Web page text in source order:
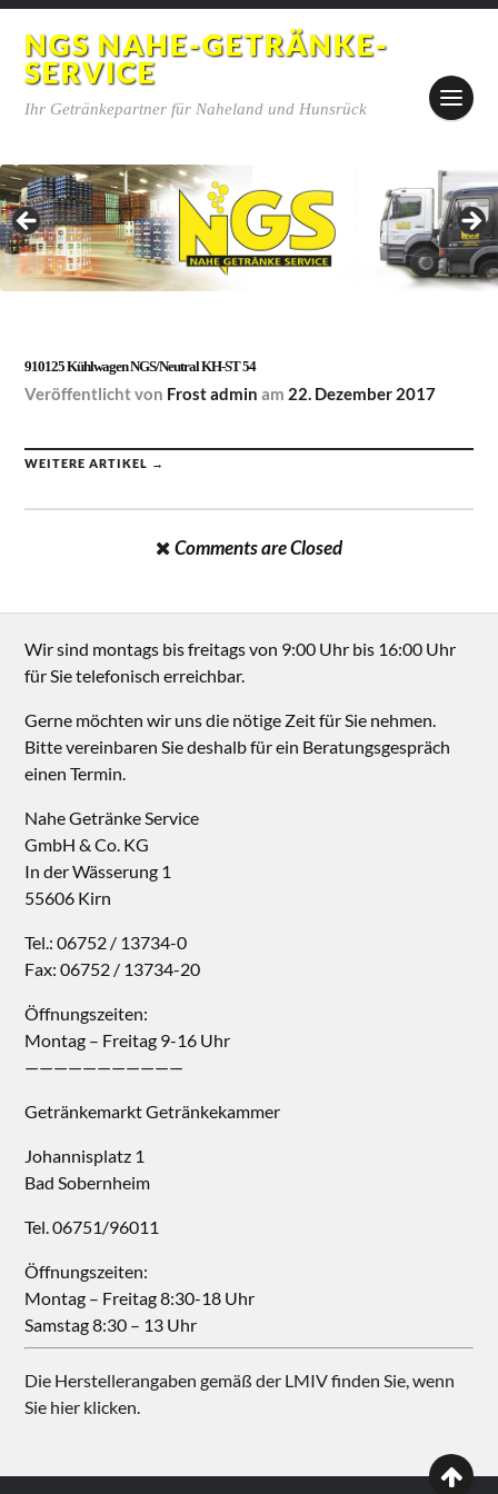
NGS NAHE-GETRÄNKE-
SERVICE
Ihr Getränkepartner für Naheland und Hunsrück
910125 Kühlwagen NGS/Neutral KH-ST 54
Veröffentlichtvon Frost admin am 22. Dezember 2017
WEITERE ARTIKEL →
Comments are Closed
Wir sind montags bis freitags von 9:00 Uhr bis 16:00 Uhr
für Sie telefonisch erreichbar.
Gerne möchten wir uns die nötige Zeit für Sie nehmen.
Bitte vereinbaren Sie deshalb für ein Beratungsgespräch
einen Termin.
Nahe Getränke Service
GmbH & Co. KG
In der Wässerung 1
55606 Kirn
Tel.: 06752 / 13734-0
Fax: 06752 / 13734-20
Öffnungszeiten:
Montag – Freitag 9-16 Uhr
———————————
Getränkemarkt Getränkekammer
Johannisplatz 1
Bad Sobernheim
Tel. 06751/96011
Öffnungszeiten:
Montag – Freitag 8:30-18 Uhr
Samstag 8:30 – 13 Uhr
Die Herstellerangaben gemäß der LMIV finden Sie, wenn
Sie hier klicken.